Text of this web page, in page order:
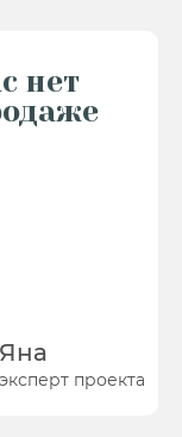
нет
Яна
эксперт проекта